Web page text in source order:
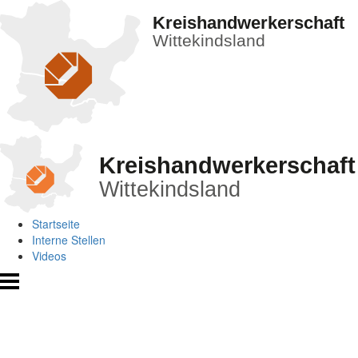
Kreishandwerkerschaft
Wittekindsland
Kreishandwerkerschaft
Wittekindsland
Startseite
Interne Stellen
Videos